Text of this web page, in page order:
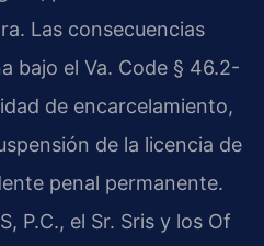
Las consecuencias
bajo el Va. Code § 46.2-
de encarcelamiento,
de la licencia de
penal permanente.
P.C., el Sr. Sris y los Of